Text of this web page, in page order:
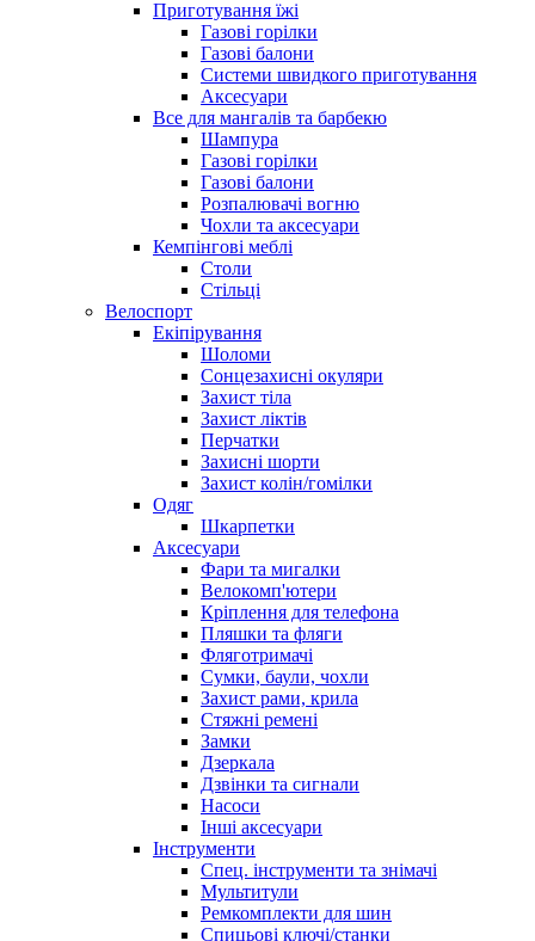
Приготування їжі
Газові горілки
Газові балони
Системи швидкого приготування
Аксесуари
Все для мангалів та барбекю
Шампура
Газові горілки
Газові балони
Розпалювачі вогню
Чохли та аксесуари
Кемпінгові меблі
Столи
Стільці
Велоспорт
Екіпірування
Шоломи
Сонцезахисні окуляри
Захист тіла
Захист ліктів
Перчатки
Захисні шорти
Захист колін/гомілки
Одяг
Шкарпетки
Аксесуари
Фари та мигалки
Велокомп'ютери
Кріплення для телефона
Пляшки та фляги
Фляготримачі
Сумки, баули, чохли
Захист рами, крила
Стяжні ремені
Замки
Дзеркала
Дзвінки та сигнали
Насоси
Інші аксесуари
Інструменти
Спец. інструменти та знімачі
Мультитули
Ремкомплекти для шин
Спицьові ключі/станки